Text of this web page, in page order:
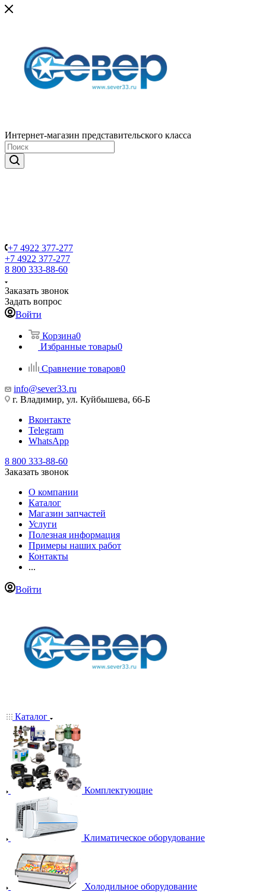
Интернет-магазин представительского класса
+7 4922 377-277
+7 4922 377-277
8 800 333-88-60
Заказать звонок
Задать вопрос
Войти
Корзина0
Избранные товары0
Сравнение товаров0
info@sever33.ru
г. Владимир, ул. Куйбышева, 66-Б
Вконтакте
Telegram
WhatsApp
8 800 333-88-60
Заказать звонок
О компании
Каталог
Магазин запчастей
Услуги
Полезная информация
Примеры наших работ
Контакты
...
Войти
Каталог
Комплектующие
Климатическое оборудование
Холодильное оборудование